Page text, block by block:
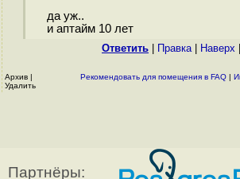
да уж..
и аптайм 10 лет
Ответить Правка| Наверх
Архив |
Удалить
Рекомендовать для помещения в FAQ |
Партнёры: